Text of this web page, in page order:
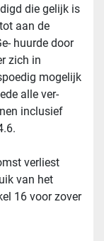
die gelijk is
aan de
huurde door
zich in
mogelijk
alle ver-
inclusief
verliest
van het
16 voor zover